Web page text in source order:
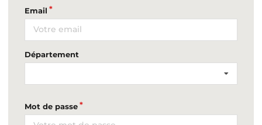
Email
Département
Mot de passe